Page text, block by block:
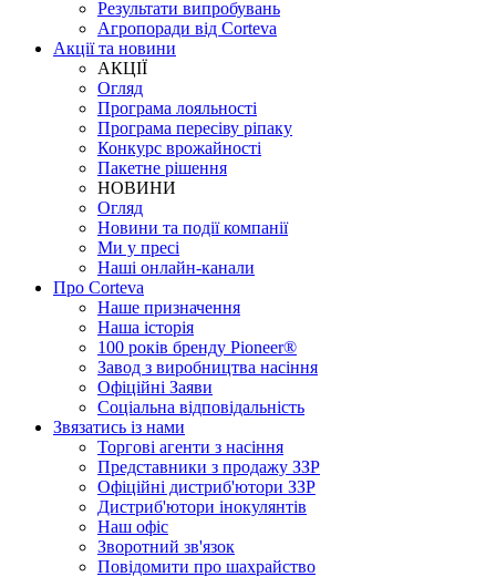
Результати випробувань
Агропоради від Corteva
Акції та новини
АКЦІЇ
Огляд
Програма лояльності
Програма пересіву ріпаку
Конкурс врожайності
Пакетне рішення
НОВИНИ
Огляд
Новини та події компанії
Ми у пресі
Наші онлайн-канали
Про Corteva
Наше призначення
Наша історія
100 років бренду Pioneer®
Завод з виробництва насіння
Офіційні Заяви
Соціальна відповідальність
Звязатись із нами
Торгові агенти з насіння
Представники з продажу ЗЗР
Офіційні дистриб'ютори ЗЗР
Дистриб'ютори інокулянтів
Наш офіс
Зворотний зв'язок
Повідомити про шахрайство